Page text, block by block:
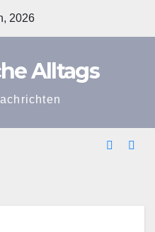
2026
Alltags